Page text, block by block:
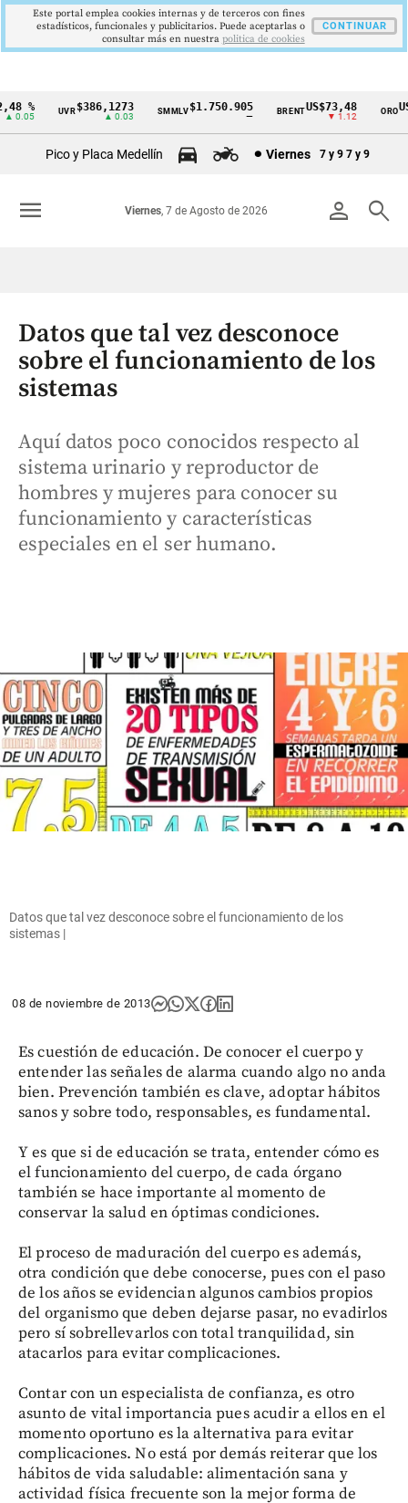
Cintillo
Colombia
% UVR$386,1273
▲ 0.03
SMMLV$1.750.905 BRENTUS$73,48
▼ 1.12
ORO
Pico y Placa Medellín Viernes 7 y 9 7 y 9
person search
Viernes, 7 de Agosto de 2026
menu
Datos que tal vez desconoce
sobre el funcionamiento de los
sistemas
Aquí datos poco conocidos respecto al
sistema urinario y reproductor de
hombres y mujeres para conocer su
funcionamiento y características
especiales en el ser humano.
Datos que tal vez desconoce sobre el funcionamiento de los
sistemas |
08 de noviembre de 2013
Es cuestión de educación. De conocer el cuerpo y
entender las señales de alarma cuando algo no anda
bien. Prevención también es clave, adoptar hábitos
sanos y sobre todo, responsables, es fundamental.
Y es que si de educación se trata, entender cómo es
el funcionamiento del cuerpo, de cada órgano
también se hace importante al momento de
conservar la salud en óptimas condiciones.
El proceso de maduración del cuerpo es además,
otra condición que debe conocerse, pues con el paso
de los años se evidencian algunos cambios propios
del organismo que deben dejarse pasar, no evadirlos
pero sí sobrellevarlos con total tranquilidad, sin
atacarlos para evitar complicaciones.
Contar con un especialista de confianza, es otro
asunto de vital importancia pues acudir a ellos en el
momento oportuno es la alternativa para evitar
complicaciones. No está por demás reiterar que los
hábitos de vida saludable: alimentación sana y
actividad física frecuente son la mejor forma de
Este portal emplea cookies internas y de terceros con fines
estadísticos, funcionales y publicitarios. Puede aceptarlas o
consultar más en nuestra politica de cookies
CONTINUAR